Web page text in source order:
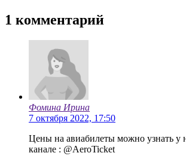
1 комментарий
Фомина Ирина
7 октября 2022, 17:50
Цены на авиабилеты можно узнать у
канале : @AeroTicket